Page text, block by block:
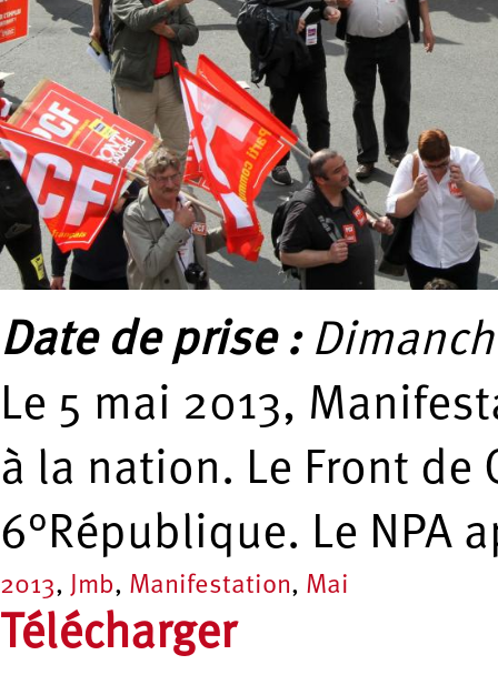
Date de prise :
Le 5 mai 2013,
à la nation. Le Front de
6°République. Le NPA
2013, Jmb, Manifestation, Mai
Télécharger